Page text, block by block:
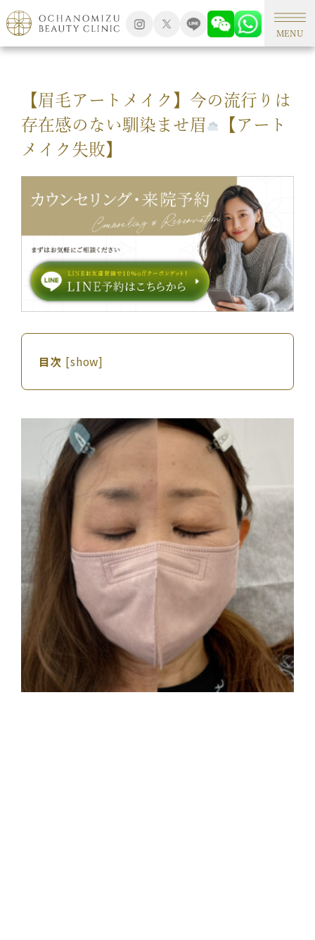
MENU
TOP アートメイク
【眉毛アートメイク】今の流行りは
存在感のない馴染ませ眉
【アート
メイク失敗】
目次 [show]